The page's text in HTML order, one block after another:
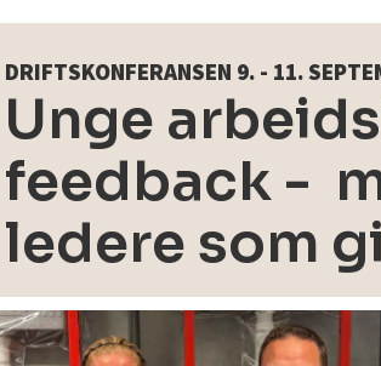
DRIFTSKONFERANSEN 9. - 11.
Unge
feedback -
ledere som